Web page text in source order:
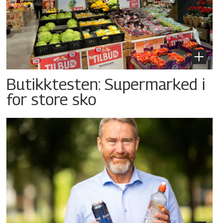
Butikktesten: Supermarked i
for store sko